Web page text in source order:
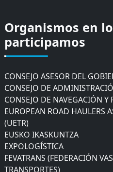
Organismos en
participamos
CÁMARA DE COMERCIO DE
COMISIÓN ASESORA DE
AYUNTAMIENTO DE DONOSTIA
CONSEJO ASESOR DEL
CONSEJO DE
CONSEJO DE NAVEGACIÓN Y
EUROPEAN ROAD HAULERS
(UETR)
EUSKO IKASKUNTZA
EXPOLOGÍSTICA
FEVATRANS (FEDERACIÓN
TRANSPORTES)